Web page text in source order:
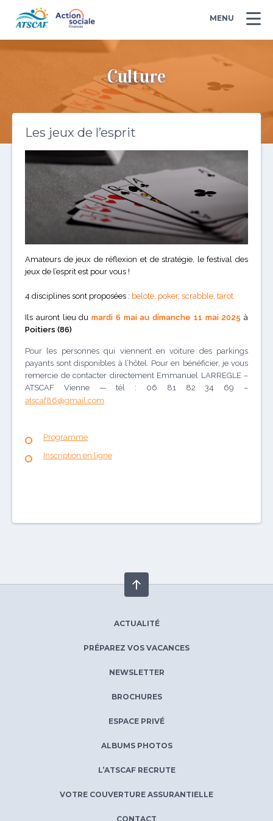
MENU
Culture
Les jeux de l’esprit
Amateurs de jeux de réflexion et de stratégie, le festival des
jeux de l’esprit est pour vous !
4 disciplines sont proposées : belote, poker, scrabble, tarot.
Ils auront lieu du mardi 6 maiau dimanche 11 mai 2025 à
Poitiers (86)
Pour les personnes qui viennent en voiture des parkings
payants sont disponibles à l’hôtel. Pour en bénéficier, je vous
remercie de contacter directement Emmanuel LARREGLE –
ATSCAF Vienne — tél : 06 81 82 34 69 –
atscaf86@gmail.com
Programme
Inscription en ligne
ACTUALITÉ
PRÉPAREZ VOS VACANCES
NEWSLETTER
BROCHURES
ESPACE PRIVÉ
ALBUMS PHOTOS
L’ATSCAF RECRUTE
VOTRE COUVERTURE ASSURANTIELLE
CONTACT